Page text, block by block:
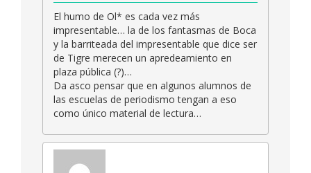
El humo de Ol* es cada vez más
impresentable… la de los fantasmas de Boca
y la barriteada del impresentable que dice ser
de Tigre merecen un apredeamiento en
plaza pública (?)…
Da asco pensar que en algunos alumnos de
las escuelas de periodismo tengan a eso
como único material de lectura…